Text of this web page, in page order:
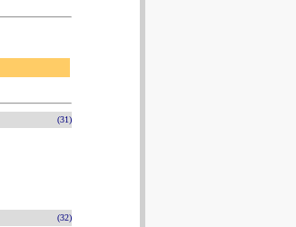
(31)
(32)